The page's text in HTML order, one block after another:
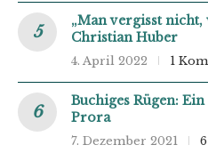
„Man vergisst
Christian Huber
4. April 2022 1
Buchiges Rügen:
Prora
7. Dezember 2021